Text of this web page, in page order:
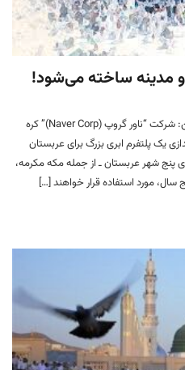
مدینه ساخته می‌شود!
حسینی نوز/ سرویس اخبار حرمین شریفین: شرکت “ناور گروپ (Naver Corp)” کره
یک پلتفرم ابری بزرگ برای عربستان
شهر عربستان ـ از جمله مکه مکرمه،
مورد استفاده قرار خواهند […]